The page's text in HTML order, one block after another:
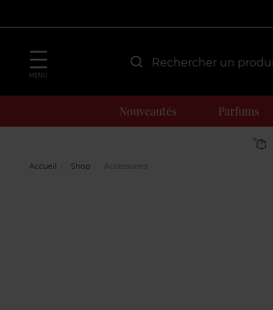
MENU
Nouveautés Parfums
Accueil Shop Accessoires